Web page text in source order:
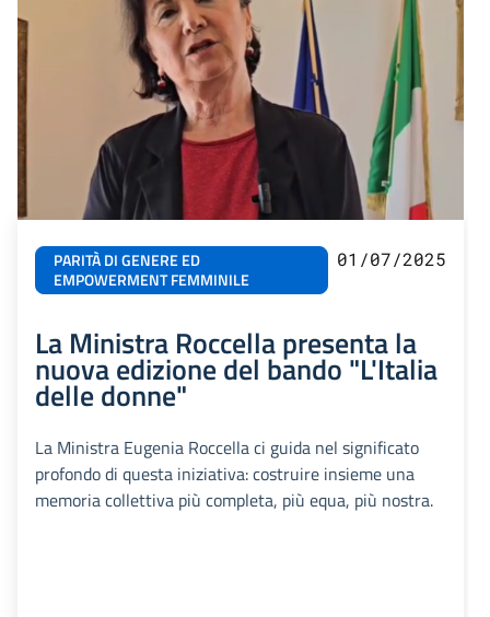
PARITÀ DI GENERE ED
EMPOWERMENT FEMMINILE
01/07/2025
La Ministra Roccella presenta la
nuova edizione del bando "L'Italia
delle donne"
La Ministra Eugenia Roccella ci guida nel significato
profondo di questa iniziativa: costruire insieme una
memoria collettiva più completa, più equa, più nostra.